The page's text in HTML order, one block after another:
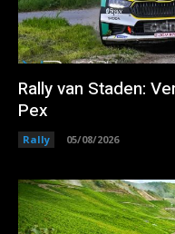
Rally van Staden:
Pex
Rally 05/08/2026